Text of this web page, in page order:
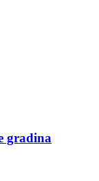
gradina